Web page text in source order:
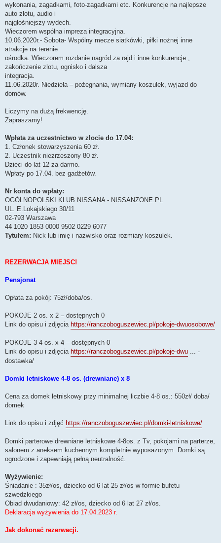
wykonania, zagadkami, foto-zagadkami etc. Konkurencje na najlepsze
auto zlotu, audio i
najgłośniejszy wydech.
Wieczorem wspólna impreza integracyjna.
10.06.2020r.- Sobota- Wspólny mecze siatkówki, piłki nożnej inne
atrakcje na terenie
ośrodka. Wieczorem rozdanie nagród za rajd i inne konkurencje ,
zakończenie zlotu, ognisko i dalsza
integracja.
11.06.2020r. Niedziela – pożegnania, wymiany koszulek, wyjazd do
domów.
Liczymy na dużą frekwencję.
Zapraszamy!
Wpłata za uczestnictwo w zlocie do 17.04:
1. Członek stowarzyszenia 60 zł.
2. Uczestnik niezrzeszony 80 zł.
Dzieci do lat 12 za darmo.
Wpłaty po 17.04. bez gadżetów.
Nr konta do wpłaty:
OGÓLNOPOLSKI KLUB NISSANA - NISSANZONE.PL
UL. E.Lokajskiego 30/11
02-793 Warszawa
‪44 1020 1853 0000‬ ‪9502 0229 6077‬
Tytułem: Nick lub imię i nazwisko oraz rozmiary koszulek.
REZERWACJA MIEJSC!
Pensjonat
Opłata za pokój: 75zł/doba/os.
POKOJE 2 os. x 2 – dostępnych 0
Link do opisu i zdjęcia https://ranczoboguszewiec.pl/pokoje-dwuosobowe/
POKOJE 3-4 os. x 4 – dostępnych 0
Link do opisu i zdjęcia https://ranczoboguszewiec.pl/pokoje-dwu ... -
dostawka/
Domki letniskowe 4-8 os. (drewniane) x 8
Cena za domek letniskowy przy minimalnej liczbie 4-8 os.: 550zł/ doba/
domek
Link do opisu i zdjęć https://ranczoboguszewiec.pl/domki-letniskowe/
Domki parterowe drewniane letniskowe 4-8os. z Tv, pokojami na parterze,
salonem z aneksem kuchennym kompletnie wyposażonym. Domki są
ogrodzone i zapewniają pełną neutralność.
Wyżywienie:
Śniadanie : 35zł/os, dziecko od 6 lat 25 zł/os w formie bufetu
szwedzkiego
Obiad dwudaniowy: 42 zł/os, dziecko od 6 lat 27 zł/os.
Deklaracja wyżywienia do 17.04.2023 r.
Jak dokonać rezerwacji.